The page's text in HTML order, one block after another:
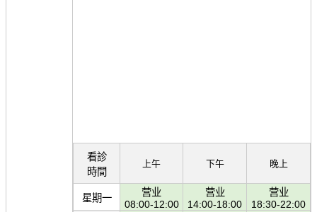
看診
時間
上午 下午 晚上
星期一
营业
08:00-12:00
营业
14:00-18:00
营业
18:30-22:00